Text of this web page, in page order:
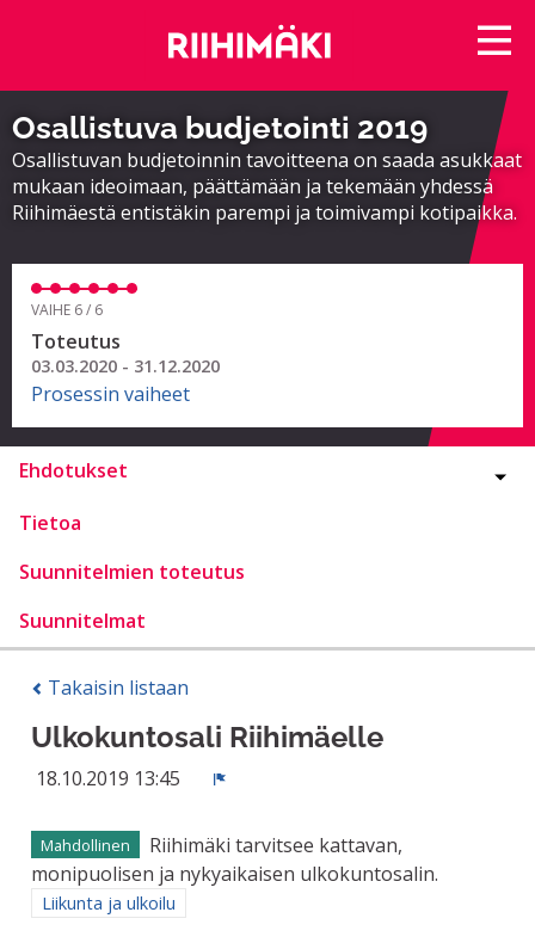
Osallistuva budjetointi 2019
Osallistuvan budjetoinnin tavoitteena on saada asukkaat
mukaan ideoimaan, päättämään ja tekemään yhdessä
Riihimäestä entistäkin parempi ja toimivampi kotipaikka.
VAIHE 6 / 6
Toteutus
03.03.2020 - 31.12.2020
Prosessin vaiheet
Ehdotukset
Tietoa
Suunnitelmien toteutus
Suunnitelmat
Takaisin listaan
Ulkokuntosali Riihimäelle
18.10.2019 13:45
Mahdollinen
Riihimäki tarvitsee kattavan,
monipuolisen ja nykyaikaisen ulkokuntosalin.
Rajaa tulokset aihepiirin mukaan: Liikunta ja ulkoilu
Liikunta ja ulkoilu